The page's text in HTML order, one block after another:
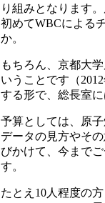
り組みとなります
初めてWBCによる
か。
もちろん、京都大
いうことです（
する形で、総長室
予算としては、原
データの見方やそ
びかけて、今まで
す。
たとえ10人程度の